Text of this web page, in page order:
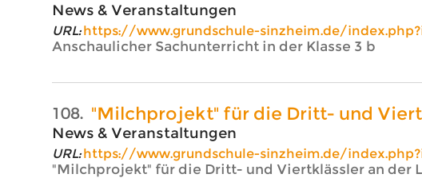
News & Veranstaltungen
URL: https://www.grundschule-sinzheim.de/
Anschaulicher Sachunterricht in der Klasse 3 b
108. "Milchprojekt" für die Dritt- und
News & Veranstaltungen
URL: https://www.grundschule-sinzheim.de/
"Milchprojekt" für die Dritt- und Viertklässler an der